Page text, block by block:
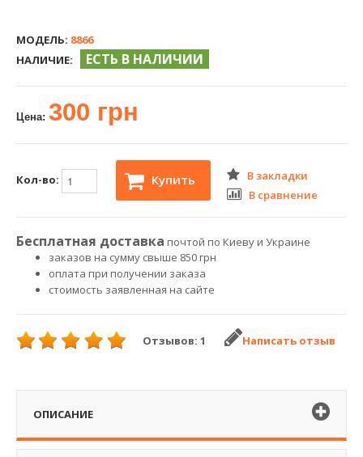
МОДЕЛЬ: 8866
НАЛИЧИЕ:
ЕСТЬ В НАЛИЧИИ
Цена: 300 грн
Кол-во: Купить
В закладки
В сравнение
Бесплатная доставка почтой по Киеву и Украине
заказов на сумму свыше 850 грн
оплата при получении заказа
стоимость заявленная на сайте
Отзывов: 1 Написать отзыв
ОПИСАНИЕ